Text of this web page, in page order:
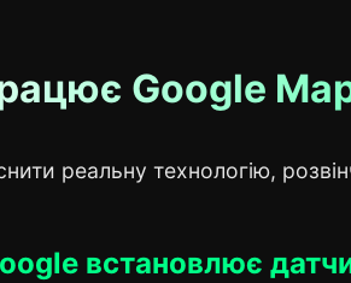
Google
реальну технологію,
встановлює